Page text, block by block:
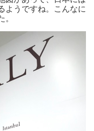
ようですね。こんなに
。